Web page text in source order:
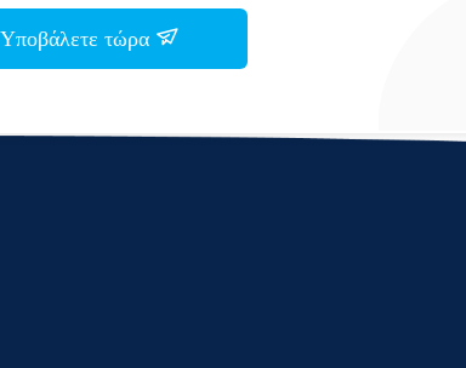
Υποβάλετε τώρα